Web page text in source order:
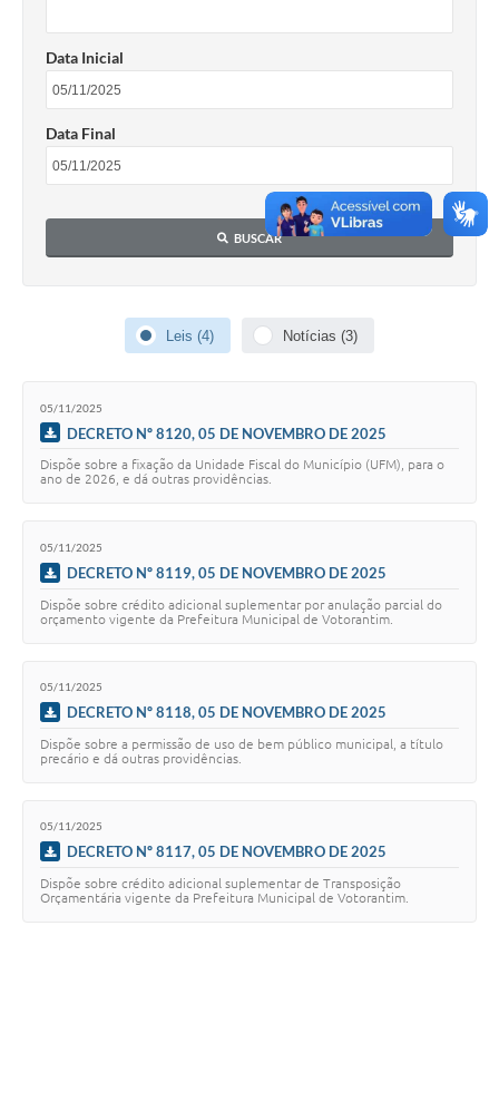
Incentivos Fiscais
Plano Municipal de Retomada das Aulas Presenciais
Ouvidoria
Uso de Internet e Recursos de Informática
Plano Municipal de Saneamento Básico
Guarda Civil Municipal (GCM)
Arborização urbana
Lei de Acesso à Informação
Galeria de Vídeos
IPTU Selo Verde
Notícias
Contato
Data Inicial
Data Final
BUSCAR
Leis (4) Notícias (3)
05/11/2025
DECRETO Nº 8120, 05 DE NOVEMBRO DE 2025
Dispõe sobre a fixação da Unidade Fiscal do Município (UFM), para o
ano de 2026, e dá outras providências.
05/11/2025
DECRETO Nº 8119, 05 DE NOVEMBRO DE 2025
Dispõe sobre crédito adicional suplementar por anulação parcial do
orçamento vigente da Prefeitura Municipal de Votorantim.
05/11/2025
DECRETO Nº 8118, 05 DE NOVEMBRO DE 2025
Dispõe sobre a permissão de uso de bem público municipal, a título
precário e dá outras providências.
05/11/2025
DECRETO Nº 8117, 05 DE NOVEMBRO DE 2025
Dispõe sobre crédito adicional suplementar de Transposição
Orçamentária vigente da Prefeitura Municipal de Votorantim.